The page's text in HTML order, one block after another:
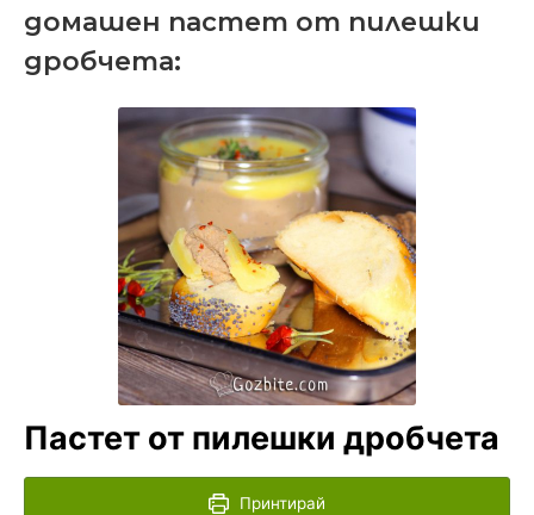
домашен пастет от пилешки
дробчета:
Пастет от пилешки дробчета
Принтирай